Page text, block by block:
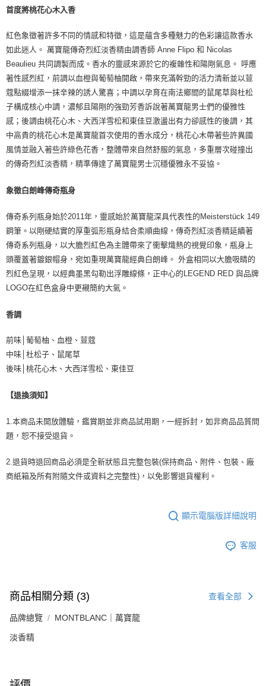
首度將桃花心木入香
紅色象徵著許多不同的情感和特徵，這是蘊含多種魅力的色彩讓這款香水
如此迷人。 萬寶龍傳奇烈紅淡香精由調香師 Anne Flipo 和 Nicolas
Beaulieu 共同調製而成。香水的靈感來源於它的複雜性和陽剛氣息。 呼應
著性感烈紅，前調以血橙與葡萄柚開啟，帶來充滿幹勁的活力清新並以荳
蔻點綴增添一抹辛辣的誘人驚喜；中調以孕育在南法鄉間的鼠尾草與杜松
子構成核心中調，濃郁且陽剛的強勁芳香訴說著萬寶龍男士們的優雅性
感；後調由桃花心木、大西洋雪松和東佳豆激盪出有力卻感性的後調，其
中高貴的桃花心木是萬寶龍首次使用的香水成分，桃花心木帶著些許異國
風情並融入著些許綠色花香，整體帶來自然舒服的氣息，多重層次碰撞出
的傳奇烈紅淡香精，精準傳達了萬寶龍男士沉穩優雅永不妥協。
象徵白朗峰傳奇瓶身
傳奇系列瓶身始於2011年，靈感始於萬寶龍深具代表性的Meisterstück 149
鋼筆。以剛硬結實的厚重弧形瓶身結合柔順曲線，傳奇烈紅淡香精延續著
傳奇系列瓶身，以大膽烈紅色為主體帶來了衝擊熾熱的視覺印象，瓶身上
頭覆蓋著鍍銀帽身，宛如重現萬寶龍經典白朗峰。 外盒相同以大膽吸睛的
烈紅色呈現，以經典墨黑勾勒出浮雕線條，正中心的LEGEND RED 與品牌
LOGO在紅色盒身中更襯簡約大氣。
香調
前味│葡萄柚、血橙、荳蔻
中味│杜松子、鼠尾草
後味│桃花心木、大西洋雪松、東佳豆
【退換須知】
1.本商品未開放體驗，鑑賞期並非商品試用期，一經拆封，如非商品品質問
題，恕不接受退貨。
2.退貨時退回商品必須是全新狀態且完整包裝(保持商品、附件、包裝、廠
商紙箱及所有附隨文件或資料之完整性)，以免影響退貨權利。
顯示電腦版詳細說明
客服
商品相關分類 (3) 查看全部
品牌總覽 MONTBLANC｜萬寶龍
淡香精